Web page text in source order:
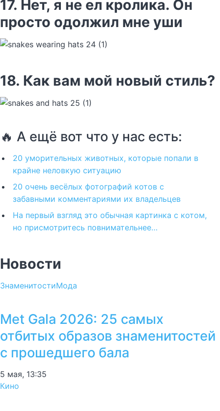
17. Нет, я не ел кролика. Он
просто одолжил мне уши
18. Как вам мой новый стиль?
🔥 А ещё вот что у нас есть:
20 уморительных животных, которые попали в
крайне неловкую ситуацию
20 очень весёлых фотографий котов с
забавными комментариями их владельцев
На первый взгляд это обычная картинка с котом,
но присмотритесь повнимательнее…
Новости
ЗнаменитостиМода
Met Gala 2026: 25 самых
отбитых образов знаменитостей
с прошедшего бала
5 мая, 13:35
Кино